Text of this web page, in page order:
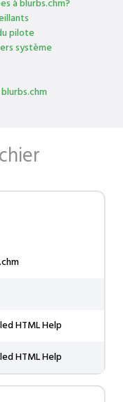
à blurbs.chm?
pilote
système
HTML Help
HTML Help